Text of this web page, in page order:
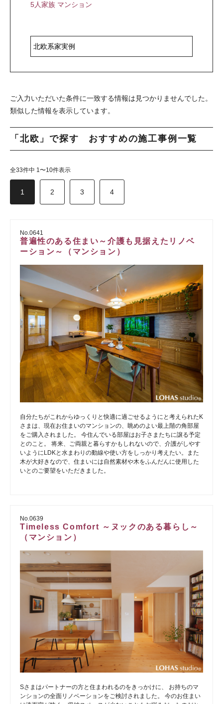
5人家族 マンション
ご入力いただいた条件に一致する情報は見つかりませんでした。
類似した情報を表示しています。
「北欧」で探す おすすめの施工事例一覧
全33件中 1〜10件表示
1 2 3 4
No.0641
普遍性のある住まい～介護も見据えたリノベ
ーション～（マンション）
自分たちがこれからゆっくりと快適に過ごせるようにと考えられたK
さまは、現在お住まいのマンションの、眺めのよい最上階の角部屋
をご購入されました。 今住んでいる部屋はお子さまたちに譲る予定
とのこと。 将来、ご両親と暮らすかもしれないので、介護がしやす
いようにLDKと水まわりの動線や使い方をしっかり考えたい。また
木が大好きなので、住まいには自然素材や木をふんだんに使用した
いとのご要望をいただきました。
No.0639
Timeless Comfort ～ヌックのある暮らし～
（マンション）
Sさまはパートナーの方と住まわれるのをきっかけに、 お持ちのマ
ンションの全面リノベーションをご検討されました。 今のお住まい